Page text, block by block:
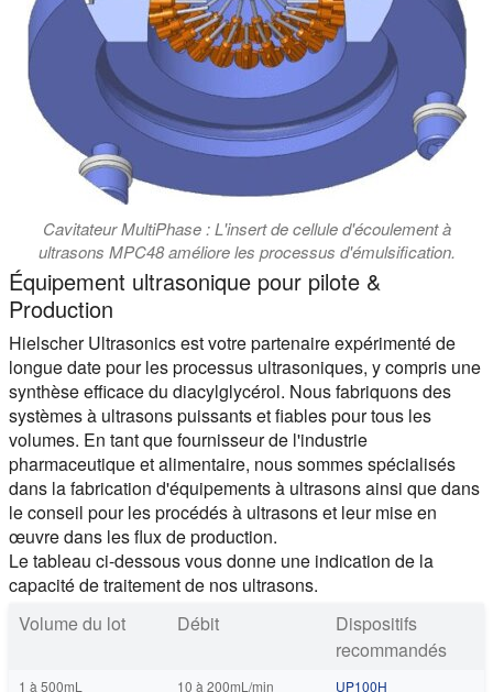
Cavitateur MultiPhase : L'insert de cellule d'écoulement à
ultrasons MPC48 améliore les processus d'émulsification.
Équipement ultrasonique pour pilote &
Production
Hielscher Ultrasonics est votre partenaire expérimenté de
longue date pour les processus ultrasoniques, y compris une
synthèse efficace du diacylglycérol. Nous fabriquons des
systèmes à ultrasons puissants et fiables pour tous les
volumes. En tant que fournisseur de l'industrie
pharmaceutique et alimentaire, nous sommes spécialisés
dans la fabrication d'équipements à ultrasons ainsi que dans
le conseil pour les procédés à ultrasons et leur mise en
œuvre dans les flux de production.
Le tableau ci-dessous vous donne une indication de la
capacité de traitement de nos ultrasons.
Volume du lot
Débit
Dispositifs
recommandés
1 à 500mL 10 à 200mL/min UP100H